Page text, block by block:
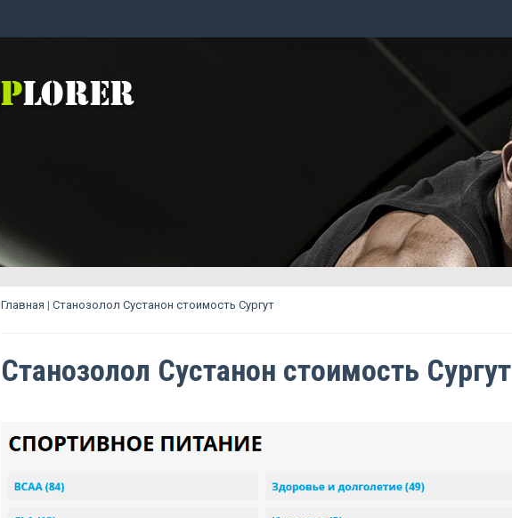
Главная | Станозолол Сустанон стоимость Сургут
Станозолол Сустанон стоимость Сургут